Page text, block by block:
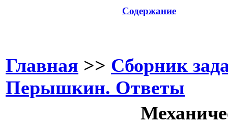
Содержание
Главная >> Сборник
Перышкин. Ответы